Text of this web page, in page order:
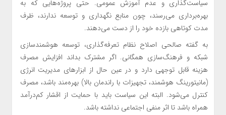
سیاست‌گذاری و عدم آموزش عمومی. حتی پروژه‌هایی که به
بهره‌برداری می‌رسند، چون منابع نگهداری و توسعه ندارند، ظرف
مدت کوتاهی بازده خود را از دست می‌دهند.
به گفته صالحی اصلاح نظام تعرفه‌گذاری، توسعه هوشمندسازی
شبکه و فرهنگ‌سازی همگانی. اگر مشترک بداند افزایش مصرف
هزینه قابل توجهی دارد و در عین حال از ابزارهای مدیریت انرژی
(مانیتورینگ هوشمند، تجهیزات با راندمان بالا) بهره‌مند باشد، مصرف
کنترل می‌شود. البته این سیاست باید با حمایت از اقشار کم‌درآمد
همراه باشد تا اثر منفی اجتماعی نداشته باشد.